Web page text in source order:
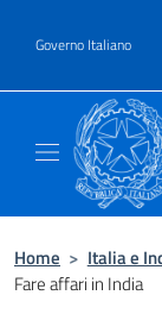
Governo Italiano
Home > Italia e
Fare affari in India